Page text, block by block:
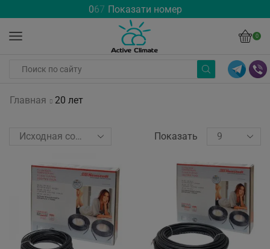
067 Показати номер
0
Главная 20 лет
Показать